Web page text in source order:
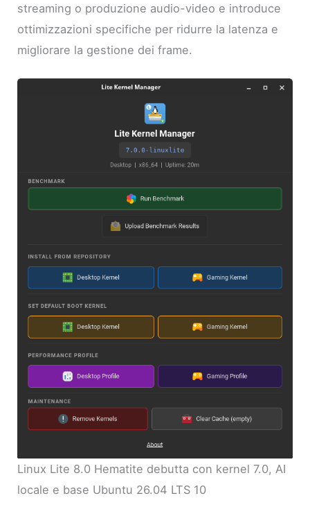
streaming o produzione audio-video e introduce
ottimizzazioni specifiche per ridurre la latenza e
migliorare la gestione dei frame.
Linux Lite 8.0 Hematite debutta con kernel 7.0, AI
locale e base Ubuntu 26.04 LTS 10